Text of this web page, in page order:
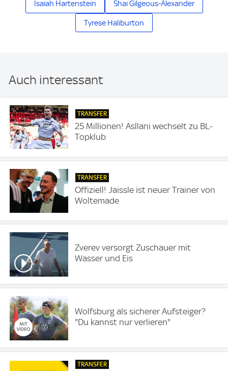
Isaiah Hartenstein Shai Gilgeous-Alexander
Tyrese Haliburton
Auch interessant
TRANSFER
25 Millionen! Asllani wechselt zu BL-
Topklub
TRANSFER
Offiziell! Jaissle ist neuer Trainer von
Woltemade
Zverev versorgt Zuschauer mit
Wasser und Eis
Wolfsburg als sicherer Aufsteiger?
"Du kannst nur verlieren"
TRANSFER